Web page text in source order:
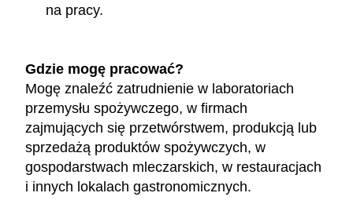
na pracy.
Gdzie mogę pracować?
Mogę znaleźć zatrudnienie w laboratoriach
przemysłu spożywczego, w firmach
zajmujących się przetwórstwem, produkcją lub
sprzedażą produktów spożywczych, w
gospodarstwach mleczarskich, w restauracjach
i innych lokalach gastronomicznych.